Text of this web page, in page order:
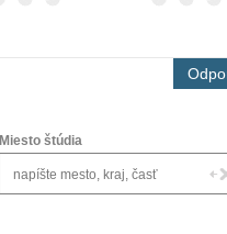
Miesto štúdia